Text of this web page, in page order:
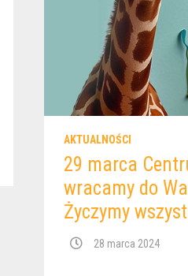
AKTUALNOŚCI
29 marca
wracamy do
Życzymy
28 marca 2024